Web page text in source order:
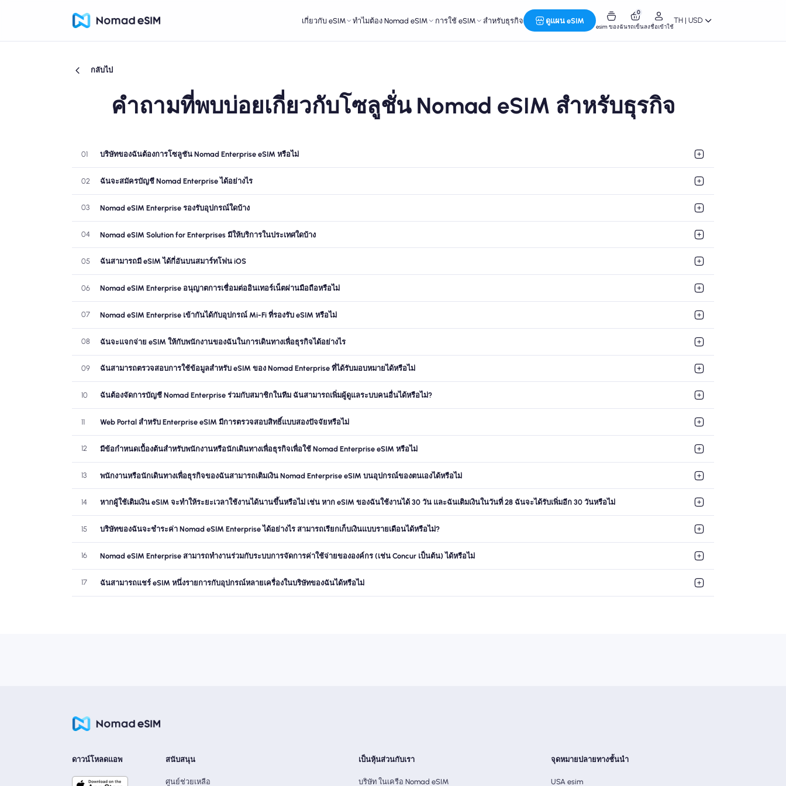
เกี่ยวกับ eSIM ทำไมต้อง Nomad eSIM การใช้ eSIM สำหรับธุรกิจ ดูแผน eSIM
esim ของฉัน
0
รถเข็นลงชื่อเข้าใช้
TH | USD
กลับไป
คำถามที่พบบ่อยเกี่ยวกับโซลูชั่น Nomad eSIM สำหรับธุรกิจ
01 บริษัทของฉันต้องการโซลูชัน Nomad Enterprise eSIM หรือไม่
02 ฉันจะสมัครบัญชี Nomad Enterprise ได้อย่างไร
03 Nomad eSIM Enterprise รองรับอุปกรณ์ใดบ้าง
04 Nomad eSIM Solution for Enterprises มีให้บริการในประเทศใดบ้าง
05 ฉันสามารถมี eSIM ได้กี่อันบนสมาร์ทโฟน iOS
06 Nomad eSIM Enterprise อนุญาตการเชื่อมต่ออินเทอร์เน็ตผ่านมือถือหรือไม่
07 Nomad eSIM Enterprise เข้ากันได้กับอุปกรณ์ Mi-Fi ที่รองรับ eSIM หรือไม่
08 ฉันจะแจกจ่าย eSIM ให้กับพนักงานของฉันในการเดินทางเพื่อธุรกิจได้อย่างไร
09 ฉันสามารถตรวจสอบการใช้ข้อมูลสำหรับ eSIM ของ Nomad Enterprise ที่ได้รับมอบหมายได้หรือไม่
10 ฉันต้องจัดการบัญชี Nomad Enterprise ร่วมกับสมาชิกในทีม ฉันสามารถเพิ่มผู้ดูแลระบบคนอื่นได้หรือไม่?
11 Web Portal สำหรับ Enterprise eSIM มีการตรวจสอบสิทธิ์แบบสองปัจจัยหรือไม่
12 มีข้อกำหนดเบื้องต้นสำหรับพนักงานหรือนักเดินทางเพื่อธุรกิจเพื่อใช้ Nomad Enterprise eSIM หรือไม่
13 พนักงานหรือนักเดินทางเพื่อธุรกิจของฉันสามารถเติมเงิน Nomad Enterprise eSIM บนอุปกรณ์ของตนเองได้หรือไม่
14 หากผู้ใช้เติมเงิน eSIM จะทำให้ระยะเวลาใช้งานได้นานขึ้นหรือไม่ เช่น หาก eSIM ของฉันใช้งานได้ 30 วัน และฉันเติมเงินในวันที่ 28 ฉันจะได้รับเพิ่มอีก 30 วันหรือไม่
15 บริษัทของฉันจะชำระค่า Nomad eSIM Enterprise ได้อย่างไร สามารถเรียกเก็บเงินแบบรายเดือนได้หรือไม่?
16 Nomad eSIM Enterprise สามารถทำงานร่วมกับระบบการจัดการค่าใช้จ่ายขององค์กร (เช่น Concur เป็นต้น) ได้หรือไม่
17 ฉันสามารถแชร์ eSIM หนึ่งรายการกับอุปกรณ์หลายเครื่องในบริษัทของฉันได้หรือไม่
ดาวน์โหลดแอพ สนับสนุน
ศูนย์ช่วยเหลือ
เป็นหุ้นส่วนกับเรา
บริษัท ในเครือ Nomad eSIM
จุดหมายปลายทางชั้นนำ
USA esim